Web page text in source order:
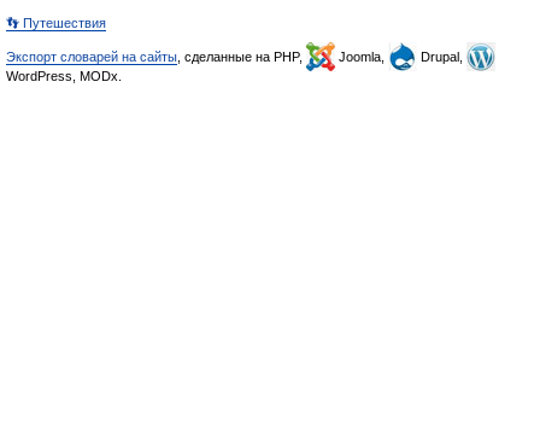
👣 Путешествия
Экспорт словарей на сайты , сделанные на PHP, Joomla,
Drupal,
WordPress, MODx.